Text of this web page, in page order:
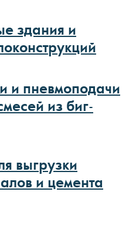
здания и
и пневмоподачи
из биг-
выгрузки
и цемента